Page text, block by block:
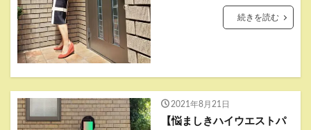
続きを読む
2021年8月21日
【悩ましきハイウエストパ